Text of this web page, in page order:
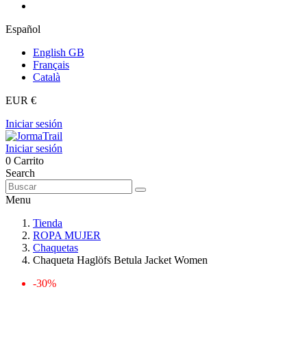
Español
English GB
Français
Català
EUR €
Iniciar sesión
Iniciar sesión
0 Carrito
Search
Menu
Tienda
ROPA MUJER
Chaquetas
Chaqueta Haglöfs Betula Jacket Women
-30%